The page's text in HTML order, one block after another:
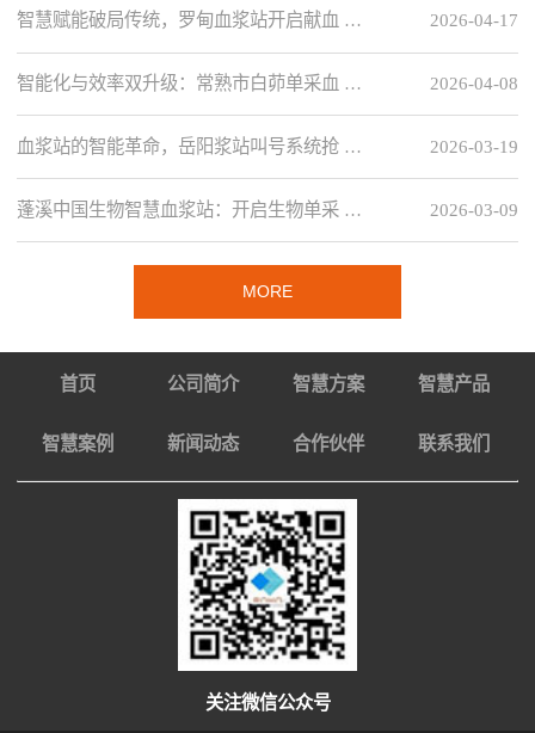
2026-04-17
智慧赋能破局传统，罗甸血浆站开启献血 …
2026-04-08
智能化与效率双升级：常熟市白茆单采血 …
2026-03-19
血浆站的智能革命，岳阳浆站叫号系统抢 …
2026-03-09
蓬溪中国生物智慧血浆站：开启生物单采 …
MORE
首页 公司简介 智慧方案 智慧产品
智慧案例 新闻动态 合作伙伴 联系我们
关注微信公众号